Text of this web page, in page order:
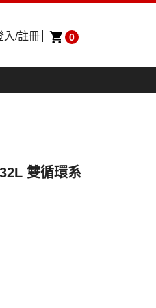
0
入/註冊
雙循環系